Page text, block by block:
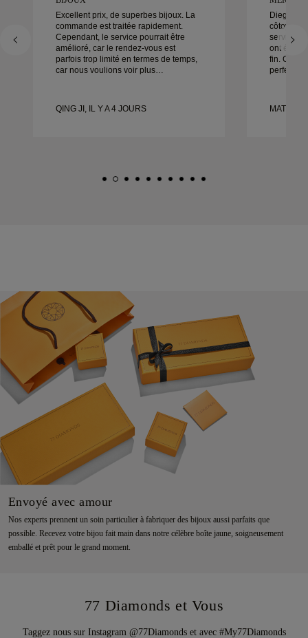
Excellent prix, de superbes bijoux. La
commande est traitée rapidement.
Cependant, le service pourrait être
amélioré, car le rendez-vous est
parfois trop limité en termes de temps,
car nous voulions voir plus
des bijoux de bonne qualité. Ma
QING JI, IL Y A 4 JOURS
Diego a
côtoyer
service,
ont été
fin.
qui
Envoyé avec amour
Nos experts prennent un soin particulier à fabriquer des bijoux aussi parfaits que
possible. Recevez votre bijou fait main dans notre célèbre boîte jaune, soigneusement
emballé et prêt pour le grand moment.
77 Diamonds et Vous
Taggez nous sur Instagram @77Diamonds et avec #My77Diamonds